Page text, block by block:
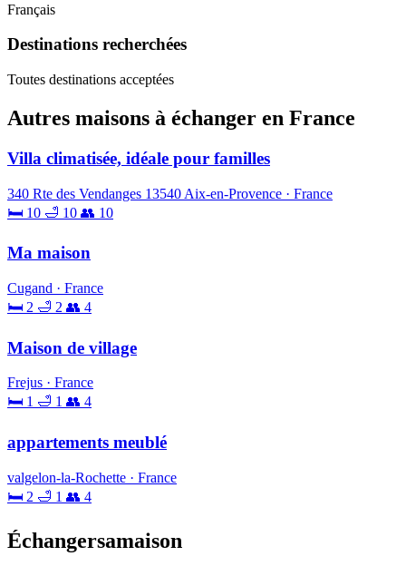
Français
Destinations recherchées
Toutes destinations acceptées
Autres maisons à échanger en France
Villa climatisée, idéale pour familles
340 Rte des Vendanges 13540 Aix-en-Provence · France
🛏 10 🛁 10 👥 10
Ma maison
Cugand · France
🛏 2 🛁 2 👥 4
Maison de village
Frejus · France
🛏 1 🛁 1 👥 4
appartements meublé
valgelon-la-Rochette · France
🛏 2 🛁 1 👥 4
Échangersamaison